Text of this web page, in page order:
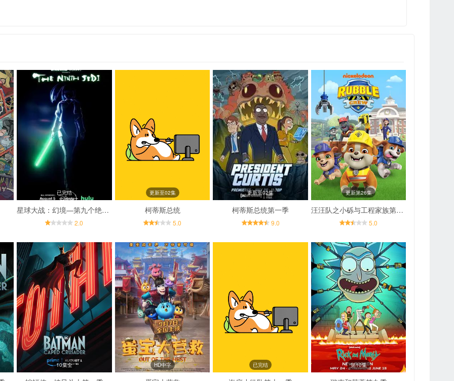
已完结
星球大战：幻境—第九个绝地武士
2.0
更新至02集
柯蒂斯总统
5.0
更新至02集
柯蒂斯总统第一季
9.0
更新第26集
汪汪队之小砾与工程家族第三季
5.0
10集全 HD中字 已完结 第10集